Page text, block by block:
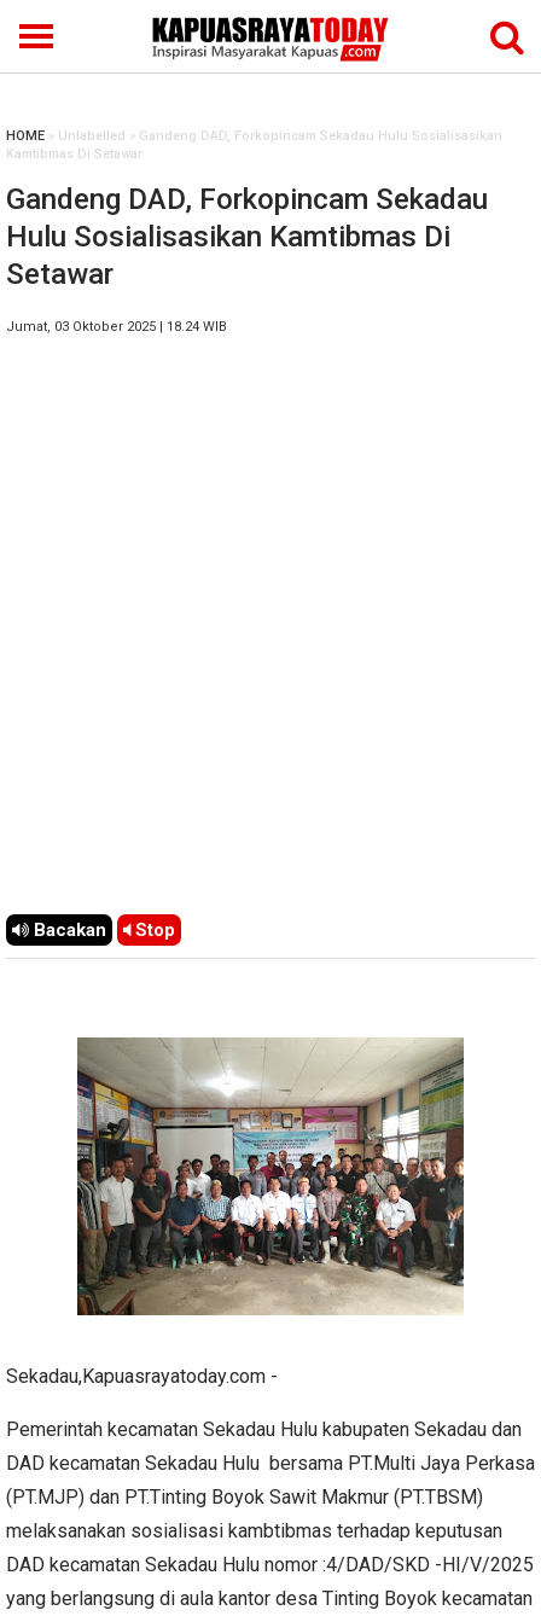
HOME » Unlabelled » Gandeng DAD, Forkopincam Sekadau Hulu Sosialisasikan
Kamtibmas Di Setawar
Gandeng DAD, Forkopincam Sekadau
Hulu Sosialisasikan Kamtibmas Di
Setawar
Jumat, 03 Oktober 2025 | 18.24 WIB
Bacakan Stop
Sekadau,Kapuasrayatoday.com -
Pemerintah kecamatan Sekadau Hulu kabupaten Sekadau dan
DAD kecamatan Sekadau Hulu bersama PT.Multi Jaya Perkasa
(PT.MJP) dan PT.Tinting Boyok Sawit Makmur (PT.TBSM)
melaksanakan sosialisasi kambtibmas terhadap keputusan
DAD kecamatan Sekadau Hulu nomor :4/DAD/SKD -HI/V/2025
yang berlangsung di aula kantor desa Tinting Boyok kecamatan